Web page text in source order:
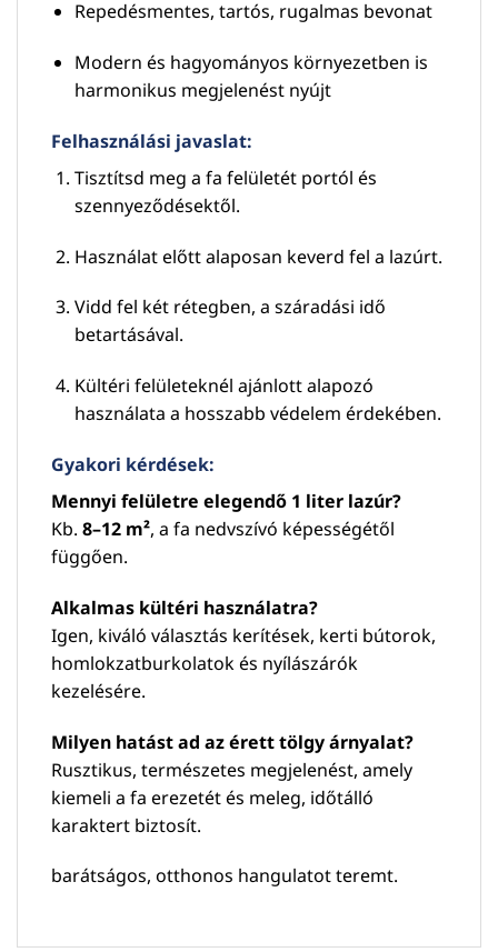
Repedésmentes, tartós, rugalmas bevonat
Modern és hagyományos környezetben is
harmonikus megjelenést nyújt
Felhasználási javaslat:
Tisztítsd meg a fa felületét portól és
szennyeződésektől.
Használat előtt alaposan keverd fel a lazúrt.
Vidd fel két rétegben, a száradási idő
betartásával.
Kültéri felületeknél ajánlott alapozó
használata a hosszabb védelem érdekében.
Gyakori kérdések:
Mennyi felületre elegendő 1 liter lazúr?
Kb. 8–12 m², a fa nedvszívó képességétől
függően.
Alkalmas kültéri használatra?
Igen, kiváló választás kerítések, kerti bútorok,
homlokzatburkolatok és nyílászárók
kezelésére.
Milyen hatást ad az érett tölgy árnyalat?
Rusztikus, természetes megjelenést, amely
kiemeli a fa erezetét és meleg, időtálló
karaktert biztosít.
barátságos, otthonos hangulatot teremt.